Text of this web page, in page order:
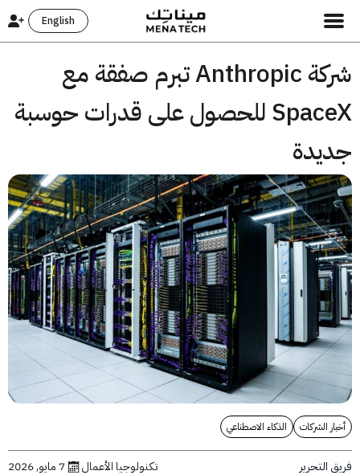
English
شركة Anthropic تبرم صفقة مع
SpaceX للحصول على قدرات حوسبة
الشركات الذكاء الاصطناعي
تكنولوجيا الأعمال 7 مايو, 2026